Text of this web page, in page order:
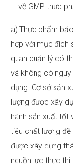
về GMP thực
a) Thực phẩm
hợp với mục đích
quan quản lý có
và không có
dụng. Cơ sở sản
lượng được xây
hành sản xuất tốt
tiêu chất lượng
được xây dựng
nguồn lực thực thi